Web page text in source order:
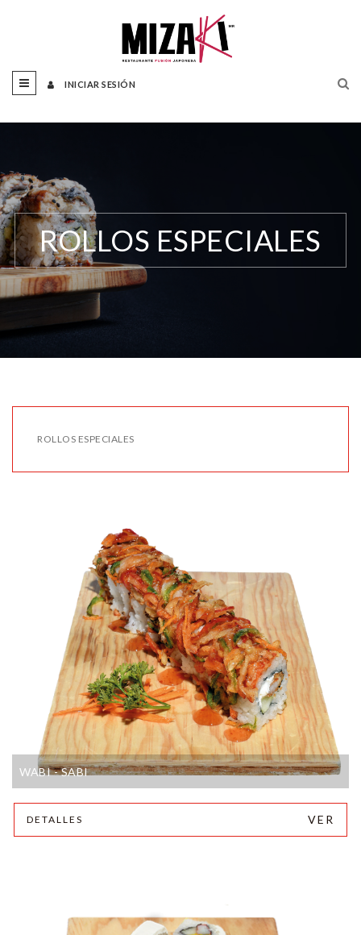
INICIAR SESIÓN
ROLLOS ESPECIALES
ROLLOS ESPECIALES
WABI - SABI
DETALLES VER